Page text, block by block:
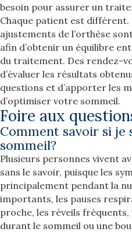
besoin pour assurer un
Chaque patient est différent.
ajustements de l’orthèse
afin d’obtenir un équilibre
du traitement. Des rendez-
d’évaluer les résultats
questions et d’apporter les
d’optimiser votre sommeil.
Foire aux
Comment savoir si je
sommeil?
Plusieurs personnes vivent
sans le savoir, puisque les
principalement pendant la
importants, les pauses
proche, les réveils
durant le sommeil ou une